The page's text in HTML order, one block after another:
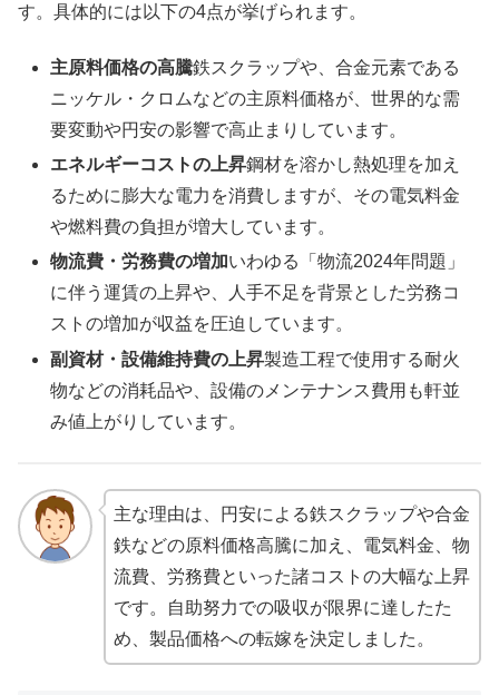
す。具体的には以下の4点が挙げられます。
主原料価格の高騰鉄スクラップや、合金元素である
ニッケル・クロムなどの主原料価格が、世界的な需
要変動や円安の影響で高止まりしています。
エネルギーコストの上昇鋼材を溶かし熱処理を加え
るために膨大な電力を消費しますが、その電気料金
や燃料費の負担が増大しています。
物流費・労務費の増加いわゆる「物流2024年問題」
に伴う運賃の上昇や、人手不足を背景とした労務コ
ストの増加が収益を圧迫しています。
副資材・設備維持費の上昇製造工程で使用する耐火
物などの消耗品や、設備のメンテナンス費用も軒並
み値上がりしています。
主な理由は、円安による鉄スクラップや合金
鉄などの原料価格高騰に加え、電気料金、物
流費、労務費といった諸コストの大幅な上昇
です。自助努力での吸収が限界に達したた
め、製品価格への転嫁を決定しました。